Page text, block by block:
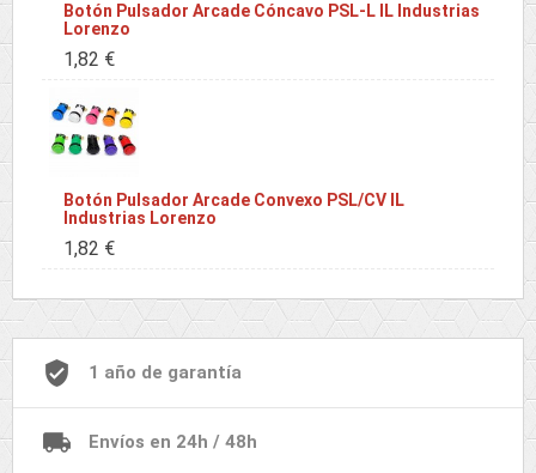
Botón Pulsador Arcade Cóncavo PSL-L IL Industrias
Lorenzo
1,82 €
Botón Pulsador Arcade Convexo PSL/CV IL
Industrias Lorenzo
1,82 €
1 año de garantía
Envíos en 24h / 48h